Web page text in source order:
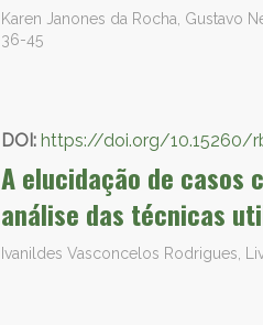
Karen Janones da Rocha, Gustavo
36-45
DOI: https://doi.org/10.15260/
A elucidação de casos
análise das técnicas
Ivanildes Vasconcelos Rodrigues,